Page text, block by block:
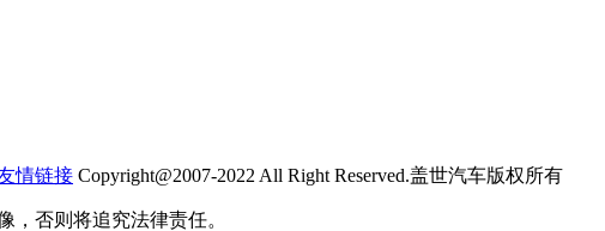
情链接 Copyright@2007-2022 All Right Reserved.盖世汽车版权所有
，否则将追究法律责任。